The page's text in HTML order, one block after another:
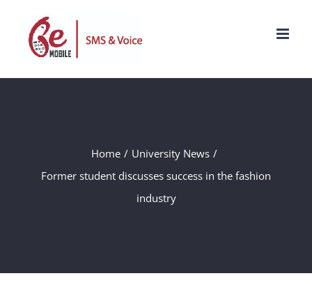
content
Home / University News /
Former student discusses success in the fashion
industry